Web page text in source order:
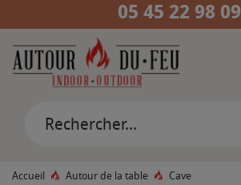
05 45 22 98 09
Accueil Autour de la table Cave